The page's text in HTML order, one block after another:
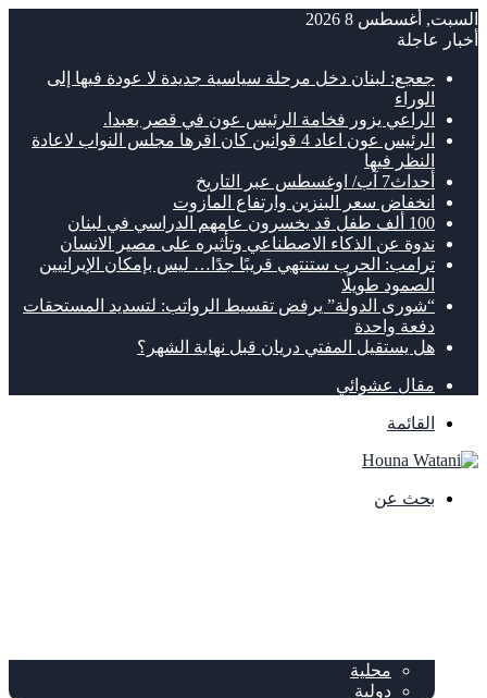
السبت, أغسطس 8 2026
أخبار عاجلة
جعجع: لبنان دخل مرحلة سياسية جديدة لا عودة فيها إلى
الوراء
الراعي يزور فخامة الرئيس عون في قصر بعبدا.
الرئيس عون اعاد 4 قوانين كان اقرها مجلس النواب لاعادة
النظر فيها
أحداث7 آب/ اوغسطس عبر التاريخ
انخفاض سعر البنزين وارتفاع المازوت
100 ألف طفل قد يخسرون عامهم الدراسي في لبنان
ندوة عن الذكاء الاصطناعي وتأثيره على مصير الانسان
ترامب: الحرب ستنتهي قريبًا جدًا… ليس بإمكان الإيرانيين
الصمود طويلًا
“شورى الدولة” يرفض تقسيط الرواتب: لتسديد المستحقات
دفعة واحدة
هل يستقيل المفتي دريان قبل نهاية الشهر؟
مقال عشوائي
القائمة
بحث عن
محلية
دولية